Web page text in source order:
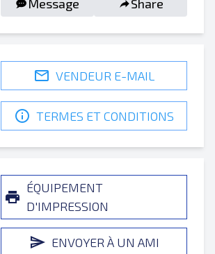
Message Share
VENDEUR E-MAIL
TERMES ET CONDITIONS
ÉQUIPEMENT
D'IMPRESSION
ENVOYER À UN AMI